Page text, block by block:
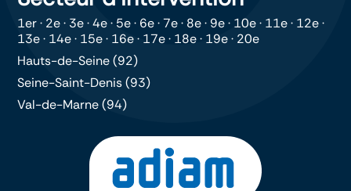
1er· 2e· 3e·4e· 5e· 6e·7e· 8e· 9e· 10e· 11e· 12e·
13e· 14e· 15e· 16e· 17e· 18e· 19e· 20e
Hauts-de-Seine (92)
Seine-Saint-Denis (93)
Val-de-Marne (94)